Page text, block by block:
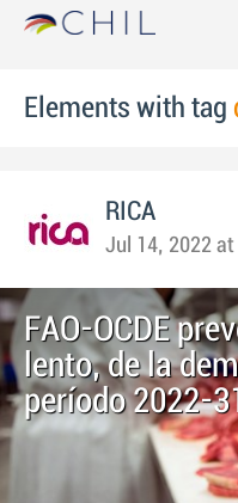
Elements with tag
RICA
Jul 14, 2022 at
FAO-OCDE
lento, de la
período 2022-